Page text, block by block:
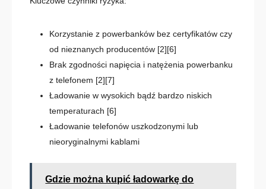
Korzystanie z powerbanków bez certyfikatów czy
od nieznanych producentów [2][6]
Brak zgodności napięcia i natężenia powerbanku
z telefonem [2][7]
Ładowanie w wysokich bądź bardzo niskich
temperaturach [6]
Ładowanie telefonów uszkodzonymi lub
nieoryginalnymi kablami
Gdzie można kupić ładowarkę do